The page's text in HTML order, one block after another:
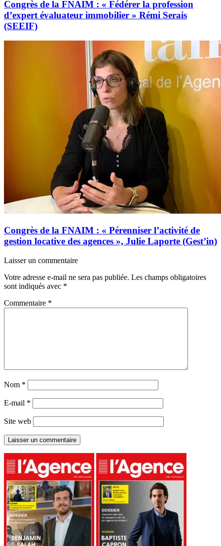
Congrès de la FNAIM : « Fédérer la profession
d’expert évaluateur immobilier » Rémi Serais
(SEEIF)
Congrès de la FNAIM : « Pérenniser l’activité de
gestion locative des agences », Julie Laporte (Gest’in)
Laisser un commentaire
Votre adresse e-mail ne sera pas publiée. Les champs obligatoires
sont indiqués avec *
Commentaire *
Nom *
E-mail *
Site web